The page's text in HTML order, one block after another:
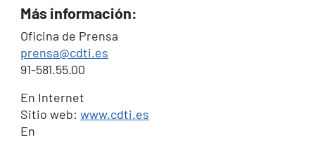
Más información:
Oficina de Prensa
prensa@cdti.es
91-581.55.00
En Internet
Sitio web:www.cdti.es
En